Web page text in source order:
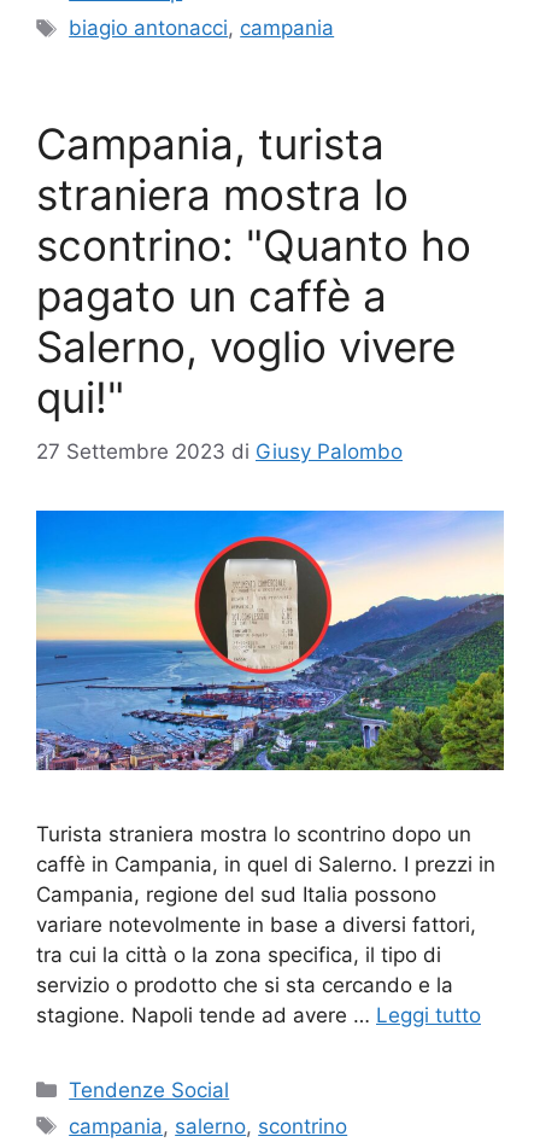
Tag
biagio antonacci, campania
Campania, turista
straniera mostra lo
scontrino: "Quanto ho
pagato un caffè a
Salerno, voglio vivere
qui!"
27 Settembre 2023 di Giusy Palombo
Turista straniera mostra lo scontrino dopo un
caffè in Campania, in quel di Salerno. I prezzi in
Campania, regione del sud Italia possono
variare notevolmente in base a diversi fattori,
tra cui la città o la zona specifica, il tipo di
servizio o prodotto che si sta cercando e la
stagione. Napoli tende ad avere … Leggi tutto
Categorie
Tendenze Social
Tag
campania, salerno, scontrino